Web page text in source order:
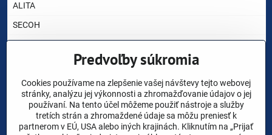
ALITA
SECOH
YASUNAGA RIETSCHLE THOMAS
NITTO KOHKI
CHARLES AUSTEN
Predvoľby súkromia
Cookies používame na zlepšenie vašej návštevy tejto webovej
stránky, analýzu jej výkonnosti a zhromažďovanie údajov o jej
používaní. Na tento účel môžeme použiť nástroje a služby
tretích strán a zhromaždené údaje sa môžu preniesť k
partnerom v EÚ, USA alebo iných krajinách. Kliknutím na „Prijať